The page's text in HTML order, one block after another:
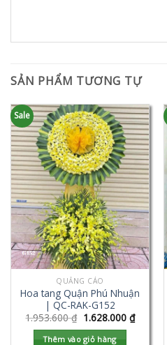
SẢN PHẨM TƯƠNG TỰ
Sale
QUẢNG CÁO
Hoa tang Quận Phú Nhuận
| QC-RAK-G152
1.953.600₫ 1.628.000 ₫
Thêm vào giỏ hàng